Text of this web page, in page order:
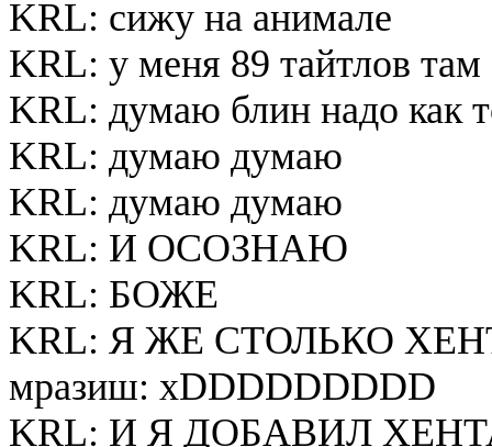
KRL: сижу на анимале
KRL: у меня 89 тайтлов там
KRL: думаю блин надо как
KRL: думаю думаю
KRL: думаю думаю
KRL: И ОСОЗНАЮ
KRL: БОЖЕ
KRL: Я ЖЕ СТОЛЬКО
мразиш: xDDDDDDDDD
KRL: И Я ДОБАВИЛ